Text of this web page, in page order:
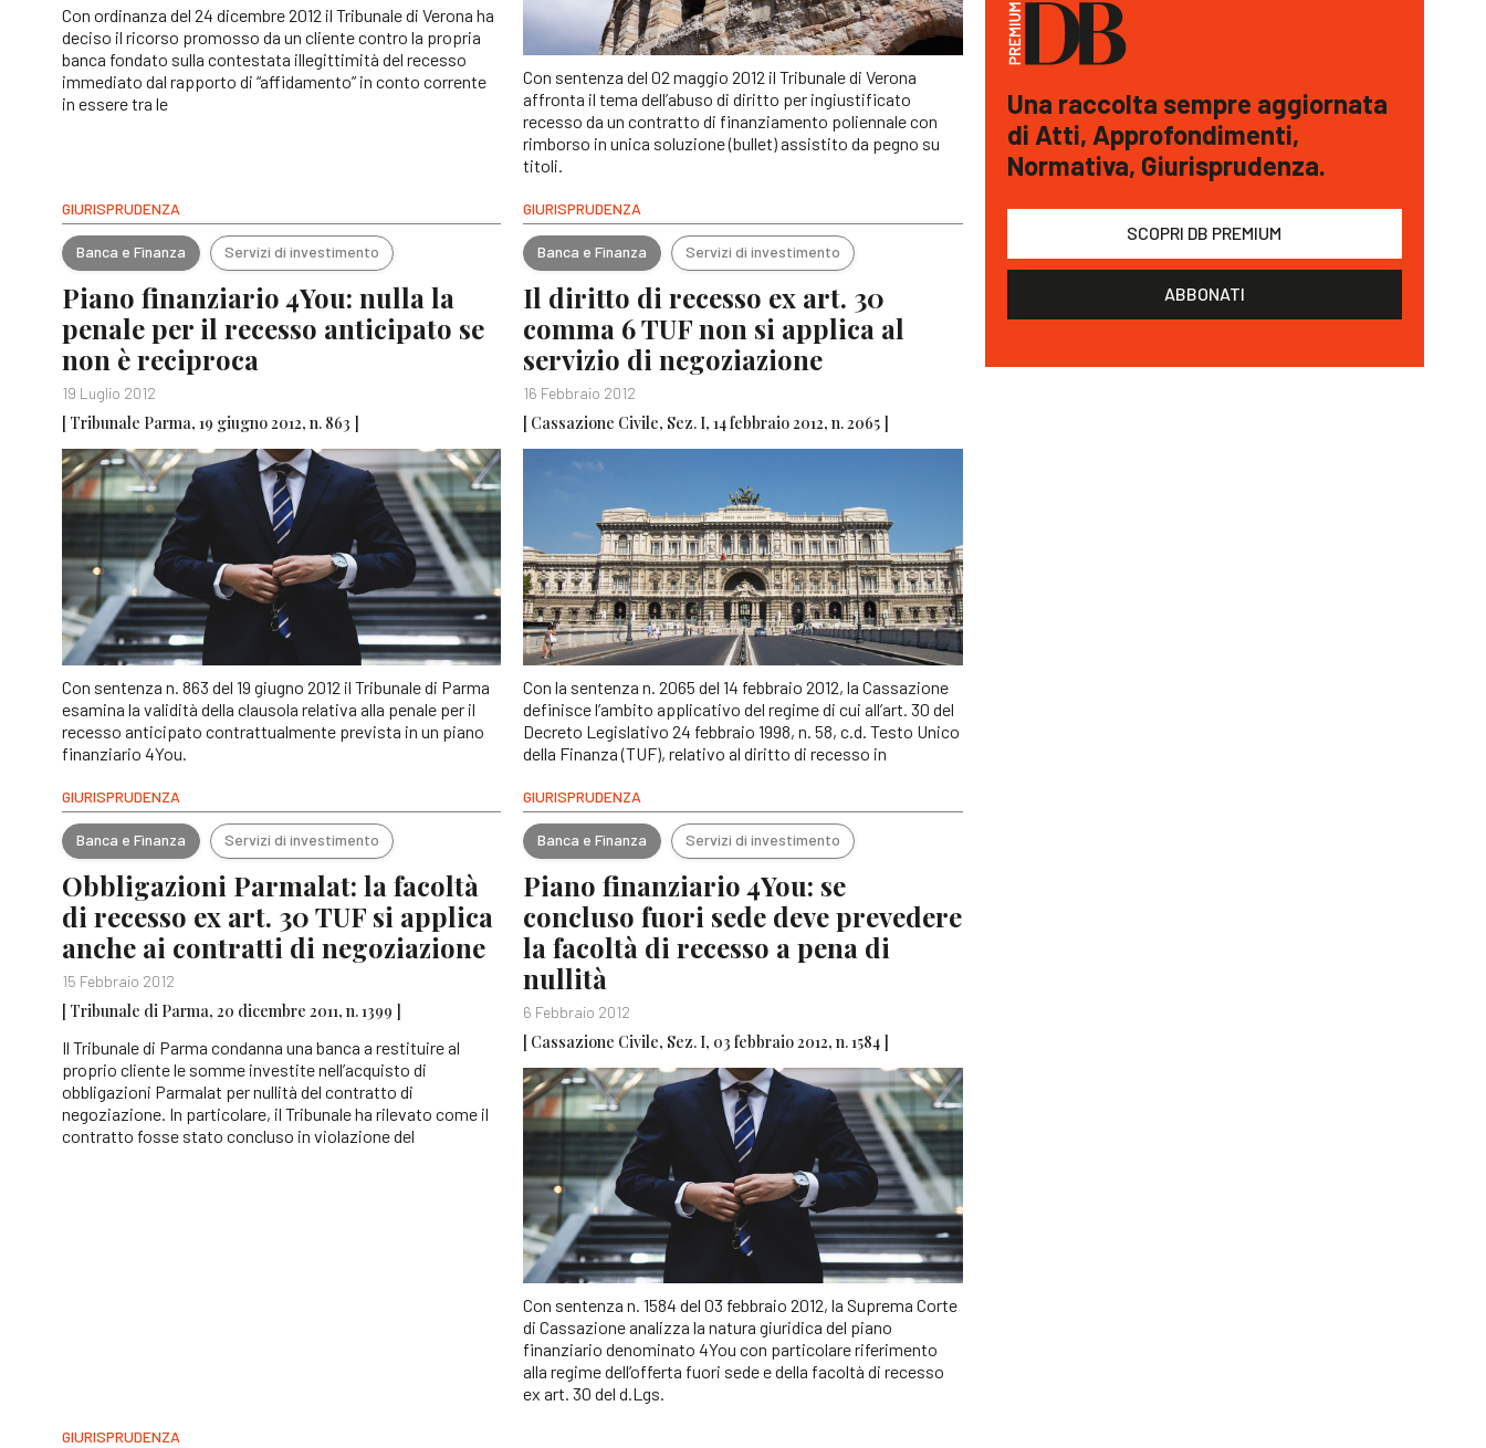
Con ordinanza del 24 dicembre 2012 il Tribunale di Verona ha
deciso il ricorso promosso da un cliente contro la propria
banca fondato sulla contestata illegittimità del recesso
immediato dal rapporto di “affidamento” in conto corrente
in essere tra le
Con sentenza del 02 maggio 2012 il Tribunale di Verona
affronta il tema dell’abuso di diritto per ingiustificato
recesso da un contratto di finanziamento poliennale con
rimborso in unica soluzione (bullet) assistito da pegno su
titoli.
GIURISPRUDENZA
Banca e Finanza Servizi di investimento
Piano finanziario 4You: nulla la
penale per il recesso anticipato se
non è reciproca
19 Luglio 2012
[ Tribunale Parma, 19 giugno 2012, n. 863 ]
Con sentenza n. 863 del 19 giugno 2012 il Tribunale di Parma
esamina la validità della clausola relativa alla penale per il
recesso anticipato contrattualmente prevista in un piano
finanziario 4You.
GIURISPRUDENZA
Banca e Finanza Servizi di investimento
Il diritto di recesso ex art. 30
comma 6 TUF non si applica al
servizio di negoziazione
16 Febbraio 2012
[ Cassazione Civile, Sez. I, 14 febbraio 2012, n. 2065 ]
Con la sentenza n. 2065 del 14 febbraio 2012, la Cassazione
definisce l’ambito applicativo del regime di cui all’art. 30 del
Decreto Legislativo 24 febbraio 1998, n. 58, c.d. Testo Unico
della Finanza (TUF), relativo al diritto di recesso in
GIURISPRUDENZA
Banca e Finanza Servizi di investimento
Obbligazioni Parmalat: la facoltà
di recesso ex art. 30 TUF si applica
anche ai contratti di negoziazione
15 Febbraio 2012
[ Tribunale di Parma, 20 dicembre 2011, n. 1399 ]
Il Tribunale di Parma condanna una banca a restituire al
proprio cliente le somme investite nell’acquisto di
obbligazioni Parmalat per nullità del contratto di
negoziazione. In particolare, il Tribunale ha rilevato come il
contratto fosse stato concluso in violazione del
GIURISPRUDENZA
Banca e Finanza Servizi di investimento
Piano finanziario 4You: se
concluso fuori sede deve prevedere
la facoltà di recesso a pena di
nullità
6 Febbraio 2012
[ Cassazione Civile, Sez. I, 03 febbraio 2012, n. 1584 ]
Con sentenza n. 1584 del 03 febbraio 2012, la Suprema Corte
di Cassazione analizza la natura giuridica del piano
finanziario denominato 4You con particolare riferimento
alla regime dell’offerta fuori sede e della facoltà di recesso
ex art. 30 del d.Lgs.
GIURISPRUDENZA
Una raccolta sempre aggiornata
di Atti, Approfondimenti,
Normativa, Giurisprudenza.
SCOPRI DB PREMIUM
ABBONATI